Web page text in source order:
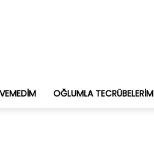
OĞLUMLA TECRÜBELERIM